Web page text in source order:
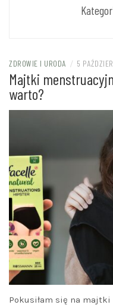
ZDROWIE I URODA / 5
Majtki
warto?
Pokusiłam się na